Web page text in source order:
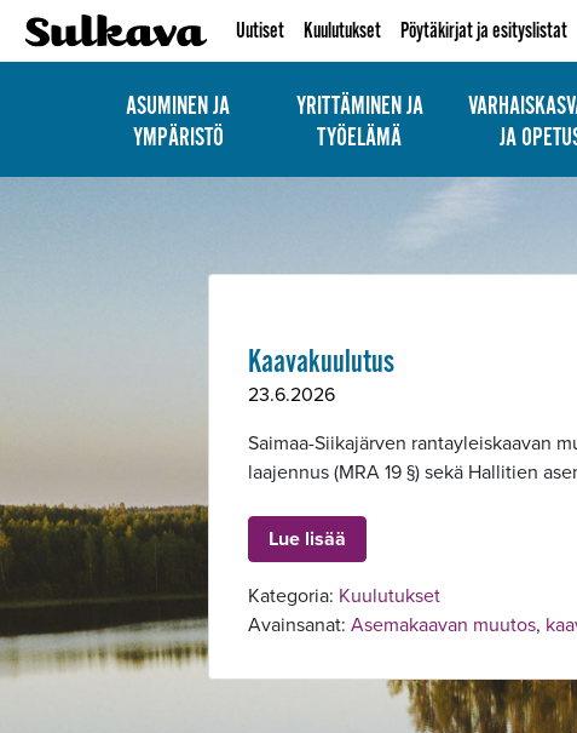
Uutiset Kuulutukset Pöytäkirjat ja esityslistat
ASUMINEN JA
YMPÄRISTÖ
YRITTÄMINEN JA
TYÖELÄMÄ
JA
Kaavakuulutus
23.6.2026
Saimaa-Siikajärven rantayleiskaavan
laajennus (MRA 19 §) sekä Hallitien
Lue lisää
Kategoria: Kuulutukset
Avainsanat: Asemakaavan muutos,